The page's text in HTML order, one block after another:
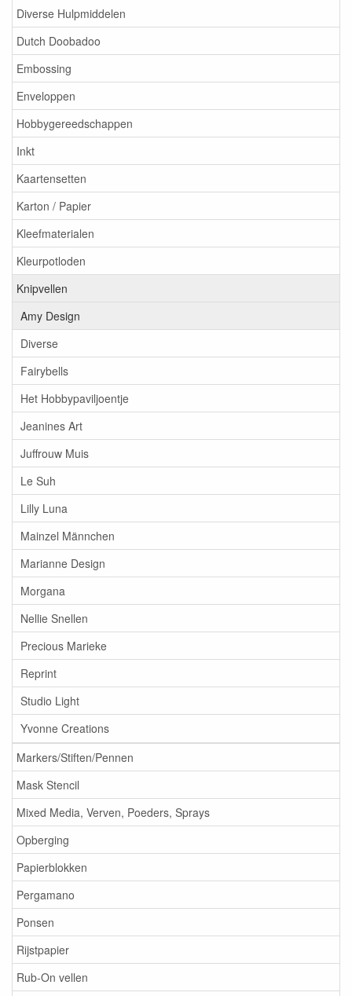
Diverse Hulpmiddelen
Dutch Doobadoo
Embossing
Enveloppen
Hobbygereedschappen
Inkt
Kaartensetten
Karton / Papier
Kleefmaterialen
Kleurpotloden
Knipvellen
Amy Design
Diverse
Fairybells
Het Hobbypaviljoentje
Jeanines Art
Juffrouw Muis
Le Suh
Lilly Luna
Mainzel Männchen
Marianne Design
Morgana
Nellie Snellen
Precious Marieke
Reprint
Studio Light
Yvonne Creations
Markers/Stiften/Pennen
Mask Stencil
Mixed Media, Verven, Poeders, Sprays
Opberging
Papierblokken
Pergamano
Ponsen
Rijstpapier
Rub-On vellen